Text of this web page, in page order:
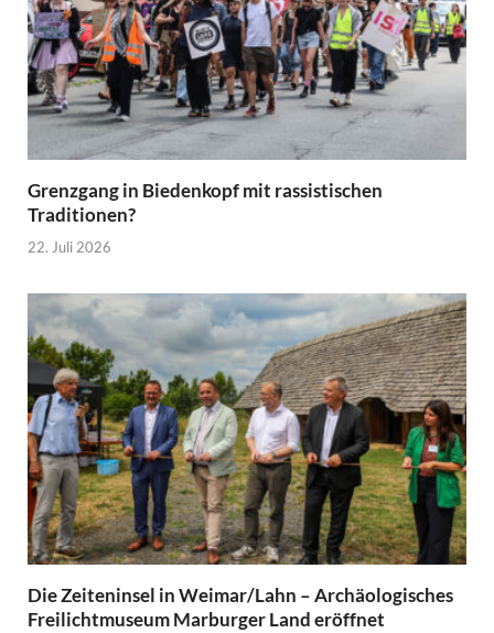
Grenzgang in Biedenkopf mit rassistischen
Traditionen?
22. Juli 2026
Die Zeiteninsel in Weimar/Lahn – Archäologisches
Freilichtmuseum Marburger Land eröffnet